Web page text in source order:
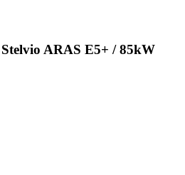
ARAS E5+ / 85kW